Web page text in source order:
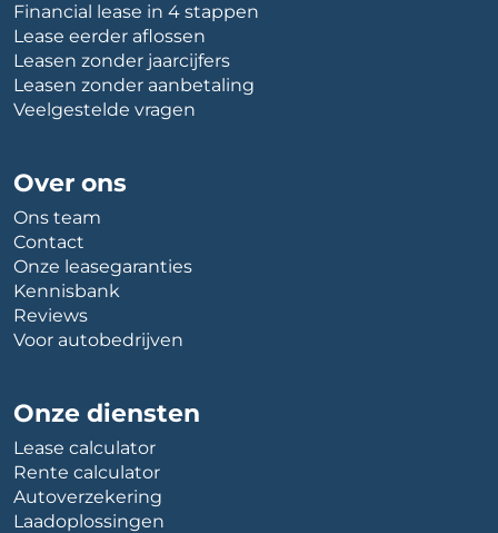
Financial lease in 4 stappen
Lease eerder aflossen
Leasen zonder jaarcijfers
Leasen zonder aanbetaling
Veelgestelde vragen
Over ons
Ons team
Contact
Onze leasegaranties
Kennisbank
Reviews
Voor autobedrijven
Onze diensten
Lease calculator
Rente calculator
Autoverzekering
Laadoplossingen